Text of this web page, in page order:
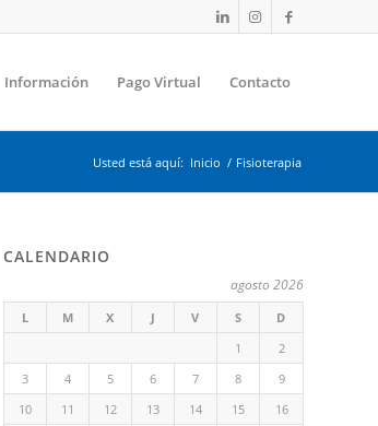
Información Pago Virtual Contacto
Usted está aquí: Inicio / Fisioterapia
CALENDARIO
agosto 2026
L M X J V S
D
1
2
3
4 5 6 7 8
9
10
11 12 13 14 15
16